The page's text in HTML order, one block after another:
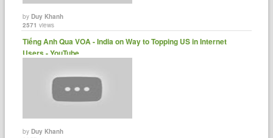
byDuy Khanh
2571 views
Tiếng Anh Qua VOA - India on Way to Topping US in Internet
Users - YouTube
byDuy Khanh